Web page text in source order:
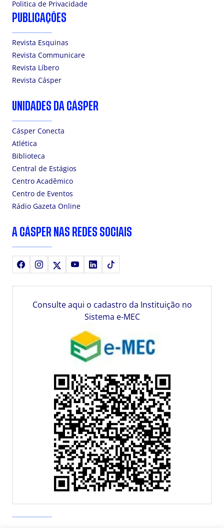
Politica de Privacidade
PUBLICAÇÕES
Revista Esquinas
Revista Communicare
Revista Líbero
Revista Cásper
UNIDADES DA CÁSPER
Cásper Conecta
Atlética
Biblioteca
Central de Estágios
Centro Acadêmico
Centro de Eventos
Rádio Gazeta Online
A CÁSPER NAS REDES SOCIAIS
FacebookInstagram YoutubeLinkedIn
Consulte aqui o cadastro da Instituição no
Sistema e-MEC